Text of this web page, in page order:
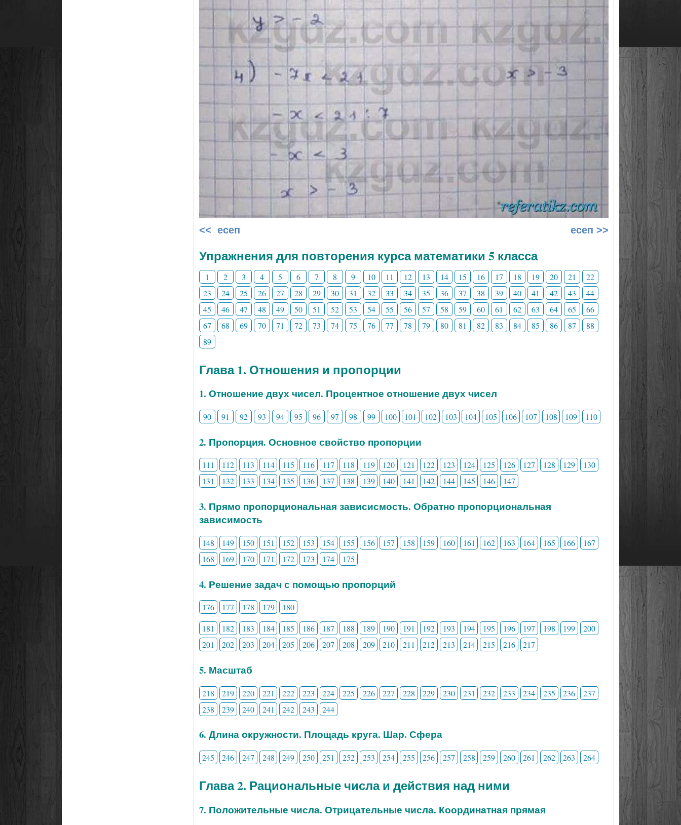
<< есеп есеп >>
Упражнения для повторения курса математики 5 класса
1 2 3 4 5 6 7 8 9 10 11 12 13 14 15 16 17 18 19 20 21
22
23
24 25 26 27 28 29 30 31 32 33 34 35 36 37 38 39 40 41 42 43
44
45
46 47 48 49 50 51 52 53 54 55 56 57 58 59 60 61 62 63 64 65
66
67
68 69 70 71 72 73 74 75 76 77 78 79 80 81 82 83 84 85 86 87
88
89
Глава 1. Отношения и пропорции
1. Отношение двух чисел. Процентное отношение двух чисел
90 91 92 93 94 95 96 97 98 99 100 101 102 103 104 105 106 107 108 109 110
2. Пропорция. Основное свойство пропорции
111 112 113 114 115 116 117 118 119 120 121 122 123 124 125 126 127 128 129
130
131
132 133 134 135 136 137 138 139 140 141 142 144 145 146 147
3. Прямо пропорциональная зависисмость. Обратно пропорциональная
зависимость
148 149 150 151 152 153 154 155 156 157 158 159 160 161 162 163 164 165 166
167
168
169 170 171 172 173 174 175
4. Решение задач с помощью пропорций
176 177 178 179
180
181
182 183 184 185 186 187 188 189 190 191 192 193 194 195 196 197 198 199
200
201
202 203 204 205 206 207 208 209 210 211 212 213 214 215 216 217
5. Масштаб
218 219 220 221 222 223 224 225 226 227 228 229 230 231 232 233 234 235 236
237
238
239 240 241 242 243 244
6. Длина окружности. Площадь круга. Шар. Сфера
245 246 247 248 249 250 251 252 253 254 255 256 257 258 259 260 261 262 263 264
Глава 2. Рациональные числа и действия над ними
7. Положительные числа. Отрицательные числа. Координатная прямая